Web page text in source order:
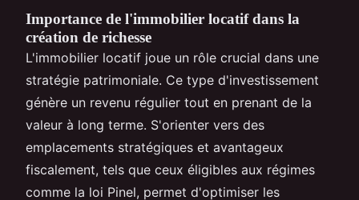
Importance de l'immobilier locatif dans la
création de richesse
L'immobilier locatif joue un rôle crucial dans une
stratégie patrimoniale. Ce type d'investissement
génère un revenu régulier tout en prenant de la
valeur à long terme. S'orienter vers des
emplacements stratégiques et avantageux
fiscalement, tels que ceux éligibles aux régimes
comme la loi Pinel, permet d'optimiser les